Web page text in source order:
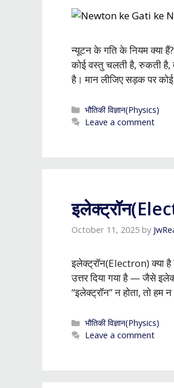
न्यूटन के गति के नियम
कोई वस्तु चलती है, रुकती है,
है। मान लीजिए सड़क पर
Categories
भौतिकी विज्ञान(Physics)
Leave a comment
October 11, 2025 by
इलेक्ट्रॉन(Electron) क्या
उत्तर दिया गया है — जैसे
“इलेक्ट्रॉन” न होता, तो हम
Categories
भौतिकी विज्ञान(Physics)
Leave a comment